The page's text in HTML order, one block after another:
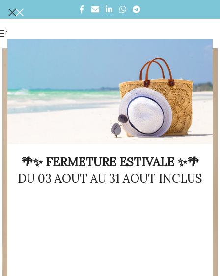
🌴✨ FERMETURE ESTIVALE ✨🌴
DU 03 AOUT AU 31 AOUT INCLUS
MENU